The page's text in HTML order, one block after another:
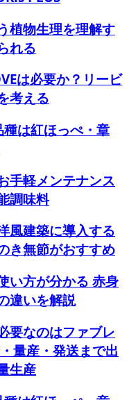
植物生理を理解す
れる
は必要か？リービ
考える
は紅ほっぺ・章
手軽メンテナンス
調味料
風建築に導入する
き無節がおすすめ
い方が分かる 赤身
違いを解説
要なのはファブレ
量産・発送まで出
生産